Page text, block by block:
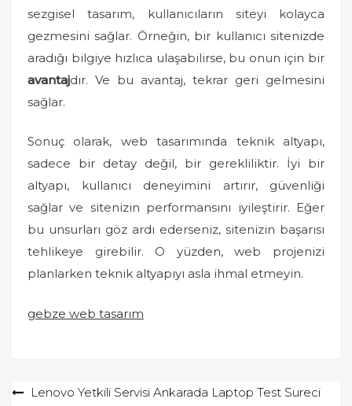
sezgisel tasarım, kullanıcıların siteyi kolayca
gezmesini sağlar. Örneğin, bir kullanıcı sitenizde
aradığı bilgiye hızlıca ulaşabilirse, bu onun için bir
avantajdır. Ve bu avantaj, tekrar geri gelmesini
sağlar.
Sonuç olarak, web tasarımında teknik altyapı,
sadece bir detay değil, bir gerekliliktir. İyi bir
altyapı, kullanıcı deneyimini artırır, güvenliği
sağlar ve sitenizin performansını iyileştirir. Eğer
bu unsurları göz ardı ederseniz, sitenizin başarısı
tehlikeye girebilir. O yüzden, web projenizi
planlarken teknik altyapıyı asla ihmal etmeyin.
gebze web tasarım
YazıLenovo Yetkili Servisi Ankarada Laptop Test Sureci